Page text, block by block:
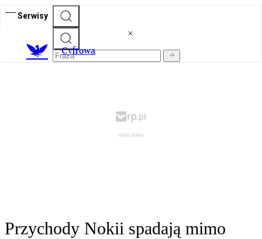
Serwisy
Cyfrowa
Przychody Nokii spadają mimo